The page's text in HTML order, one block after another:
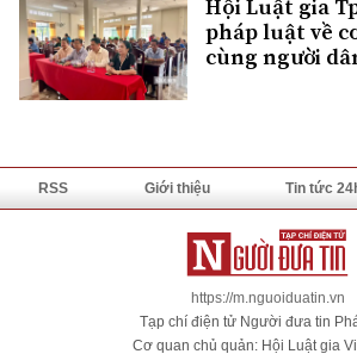
Hội Luật gia
pháp luật về
cùng người
RSS Giới thiệu Tin tức
https://m.nguoiduatin.vn
Tạp chí điện tử Người đưa tin
Cơ quan chủ quản: Hội Luật gia